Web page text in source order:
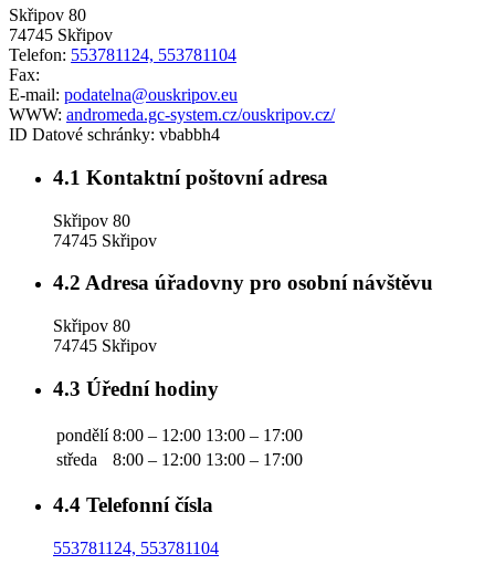
Skřipov 80
74745 Skřipov
Telefon: 553781124, 553781104
Fax:
E-mail: podatelna@ouskripov.eu
WWW: andromeda.gc-system.cz/ouskripov.cz/
ID Datové schránky: vbabbh4
4.1 Kontaktní poštovní adresa
Skřipov 80
74745 Skřipov
4.2 Adresa úřadovny pro osobní návštěvu
Skřipov 80
74745 Skřipov
4.3 Úřední hodiny
pondělí 8:00 – 12:00 13:00 – 17:00
středa
8:00 – 12:00 13:00 – 17:00
4.4 Telefonní čísla
553781124, 553781104